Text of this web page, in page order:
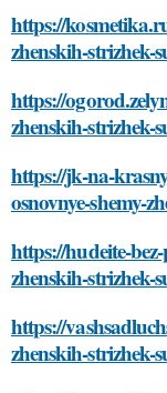
https://
zhenskih-strizhek-
https://
zhenskih-strizhek-
https://jk-na-
osnovnye-shemy-
https://hudeite-
zhenskih-strizhek-
https://
zhenskih-strizhek-